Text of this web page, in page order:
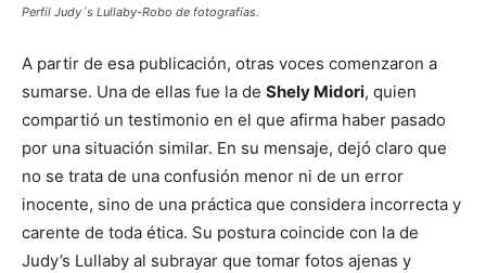
Perfil Judy´s Lullaby-Robo de fotografías.
A partir de esa publicación, otras voces comenzaron a
sumarse. Una de ellas fue la de Shely Midori, quien
compartió un testimonio en el que afirma haber pasado
por una situación similar. En su mensaje, dejó claro que
no se trata de una confusión menor ni de un error
inocente, sino de una práctica que considera incorrecta y
carente de toda ética. Su postura coincide con la de
Judy’s Lullaby al subrayar que tomar fotos ajenas y